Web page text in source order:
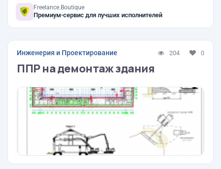
Freelance.Boutique
Премиум-сервис для лучших исполнителей
Инженерия и Проектирование 204 0
ППР на демонтаж здания